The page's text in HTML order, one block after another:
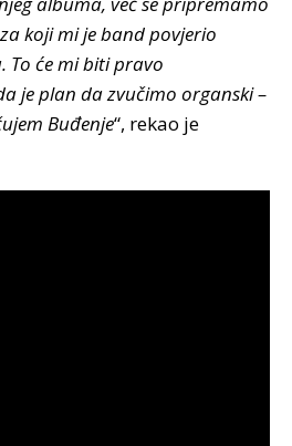
koji mi je band povjerio
To će mi biti pravo
je plan da zvučimo organski –
Buđenje“, rekao je